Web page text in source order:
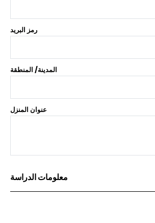
رمز البريد
المدينة/ المنطقة
عنوان المنزل
معلومات الدراسة